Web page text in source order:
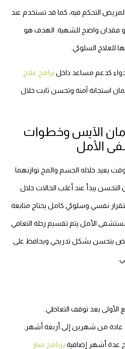
التحكم فيه، كما قد تستخدم عند
فقدان واضح للشهية. الهدف هو
للعلاج السلوكي.
كدعم مساعد داخل برامج علاج
استجابة آمنة وتحسن ثابت خلال
الآيس وخطوات
الأمل
يعيد خلاله الجسم والمخ توازنهما
التحسن يبدأ عند أغلب الحالات خلال
نفسي وسلوكي كامل يحتاج متابعة
الأمل يتم تقسيم رحلة التعافي
يتحسن بشكل تدريجي ويحافظ على
الأولى بعد توقف التعاطي.
عادة من شهرين إلى أربعة أشهر.
عدة أشهر إضافية برنامج منع